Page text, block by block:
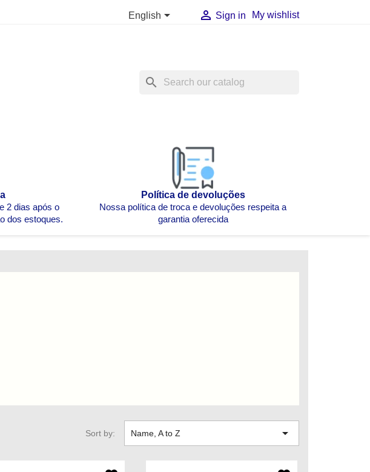
English  Sign in My wishlist
search
2 dias após o
dos estoques.
Política de devoluções
Nossa política de troca e devoluções respeita a
garantia oferecida
Sort by: Name, A to Z 